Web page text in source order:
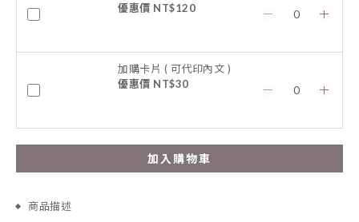
優惠價 NT$120
加購卡片 ( 可代印內文 )
優惠價 NT$30
加入購物車
商品描述